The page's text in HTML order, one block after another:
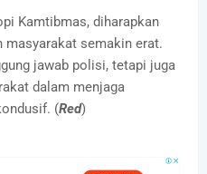
Kamtibmas, diharapkan
semakin erat.
jawab polisi, tetapi juga
dalam menjaga
(Red)